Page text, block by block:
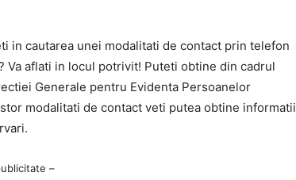
in cautarea unei modalitati de contact prin telefon
Va aflati in locul potrivit! Puteti obtine din cadrul
Generale pentru Evidenta Persoanelor
modalitati de contact veti putea obtine informatii
–